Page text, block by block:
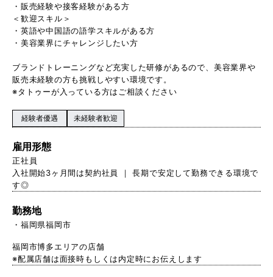
・販売経験や接客経験がある方
＜歓迎スキル＞
・英語や中国語の語学スキルがある方
・美容業界にチャレンジしたい方
ブランドトレーニングなど充実した研修があるので、美容業界や
販売未経験の方も挑戦しやすい環境です。
※タトゥーが入っている方はご相談ください
経験者優遇 未経験者歓迎
雇用形態
正社員
入社開始3ヶ月間は契約社員 ｜ 長期で安定して勤務できる環境で
す◎
勤務地
福岡県福岡市
福岡市博多エリアの店舗
※配属店舗は面接時もしくは内定時にお伝えします